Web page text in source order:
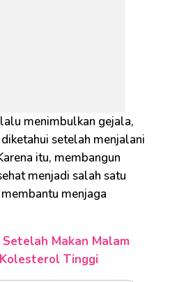
menimbulkan gejala,
setelah menjalani
itu, membangun
menjadi salah satu
menjaga
Makan Malam
Tinggi